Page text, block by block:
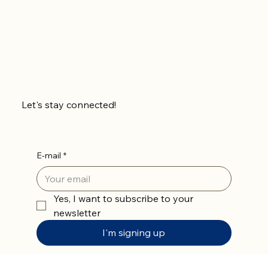
Let's stay connected!
E-mail *
Yes, I want to subscribe to your
newsletter
I'm signing up